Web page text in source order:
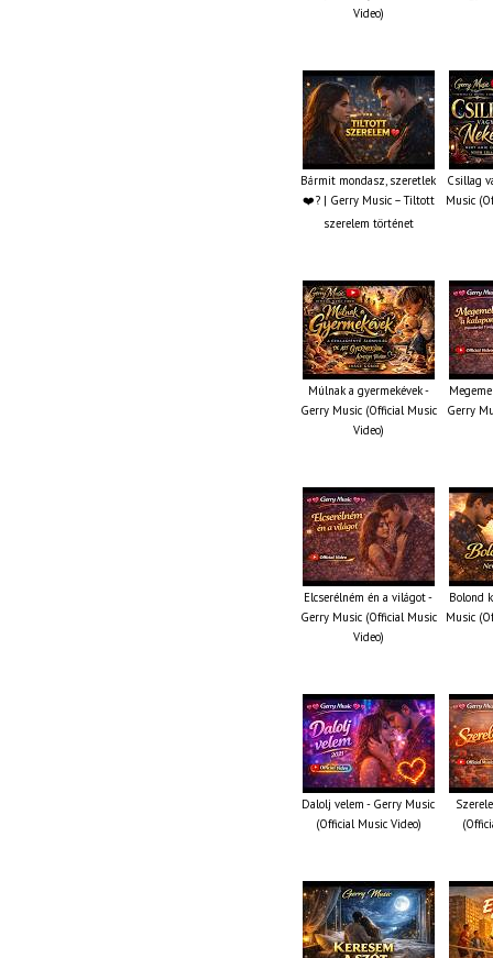
Video)
Bármit mondasz, szeretlek
❤️‍? | Gerry Music – Tiltott
szerelem történet
Csillag
Music
Múlnak a gyermekévek -
Gerry Music (Official Music
Video)
Gerry
Elcserélném én a világot -
Gerry Music (Official Music
Video)
Bolond
Music
Dalolj velem - Gerry Music
(Official Music Video)